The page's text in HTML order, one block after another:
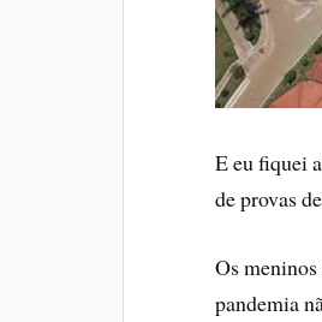
E eu fiquei
de provas
Os
pandemia